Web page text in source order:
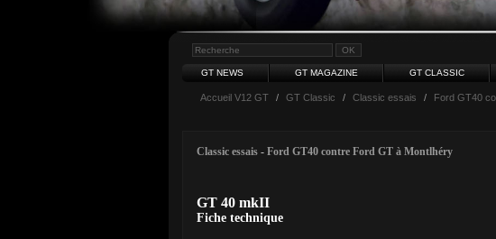
GT NEWS GT MAGAZINE GT CLASSIC
Accueil V12 GT / GT Classic / Classic essais / Ford GT40
Classic essais - Ford GT40 contre Ford GT à Montlhéry
GT 40 mkII
Fiche technique